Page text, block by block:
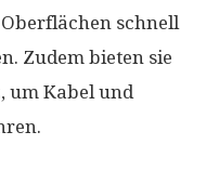
schnell
Zudem bieten sie
um Kabel und